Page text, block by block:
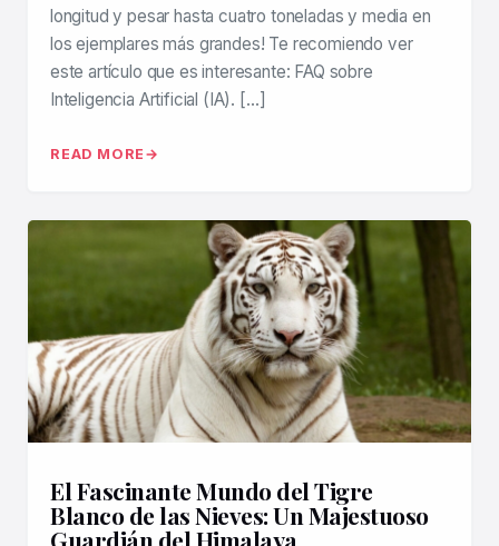
longitud y pesar hasta cuatro toneladas y media en
los ejemplares más grandes! Te recomiendo ver
este artículo que es interesante: FAQ sobre
Inteligencia Artificial (IA). […]
READ MORE
El Fascinante Mundo del Tigre
Blanco de las Nieves: Un Majestuoso
Guardián del Himalaya